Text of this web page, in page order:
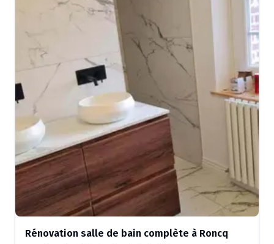
Rénovation salle de bain complète à Roncq